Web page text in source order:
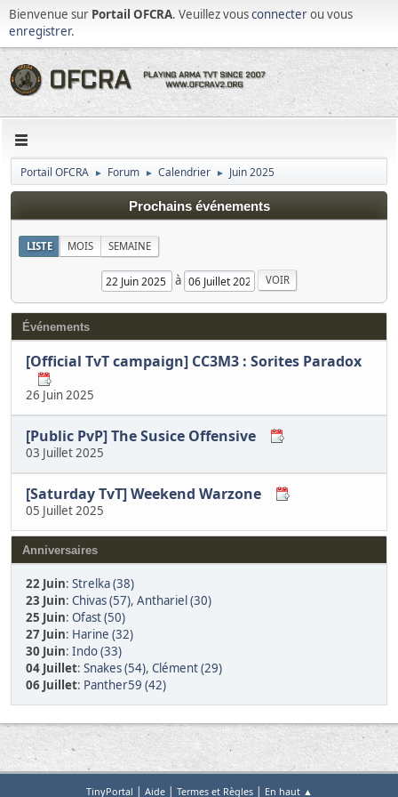
Bienvenue sur Portail OFCRA. Veuillez vousconnecterou vous
enregistrer.
Portail OFCRA ► Forum ► Calendrier ► Juin 2025
Prochains événements
LISTE MOIS SEMAINE
à
Événements
[Official TvT campaign] CC3M3 : Sorites Paradox
26 Juin 2025
[Public PvP] The Susice Offensive
03 Juillet 2025
[Saturday TvT] Weekend Warzone
05 Juillet 2025
Anniversaires
22 Juin: Strelka (38)
23 Juin: Chivas (57), Anthariel (30)
25 Juin: Ofast (50)
27 Juin: Harine (32)
30 Juin: Indo (33)
04 Juillet: Snakes (54), Clément (29)
06 Juillet: Panther59 (42)
TinyPortal | Aide| Termes et Règles| En haut ▲